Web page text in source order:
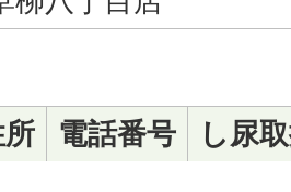
電話番号 し尿